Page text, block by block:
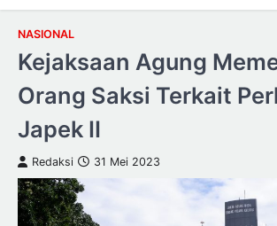
NASIONAL
Kejaksaan Agung
Orang Saksi Terkait
Japek II
Redaksi 31 Mei 2023